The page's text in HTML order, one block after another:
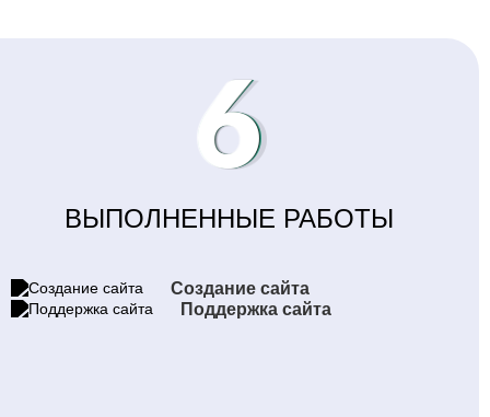
6
ВЫПОЛНЕННЫЕ РАБОТЫ
Создание сайта
Поддержка сайта